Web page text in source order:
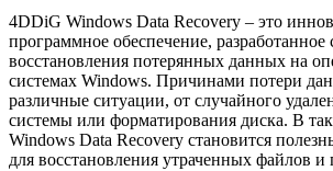
4DDiG Windows Data Recovery – это
программное обеспечение, разработанное
восстановления потерянных данных на
системах Windows. Причинами потери
различные ситуации, от случайного
системы или форматирования диска. В
Windows Data Recovery становится
для восстановления утраченных файлов и